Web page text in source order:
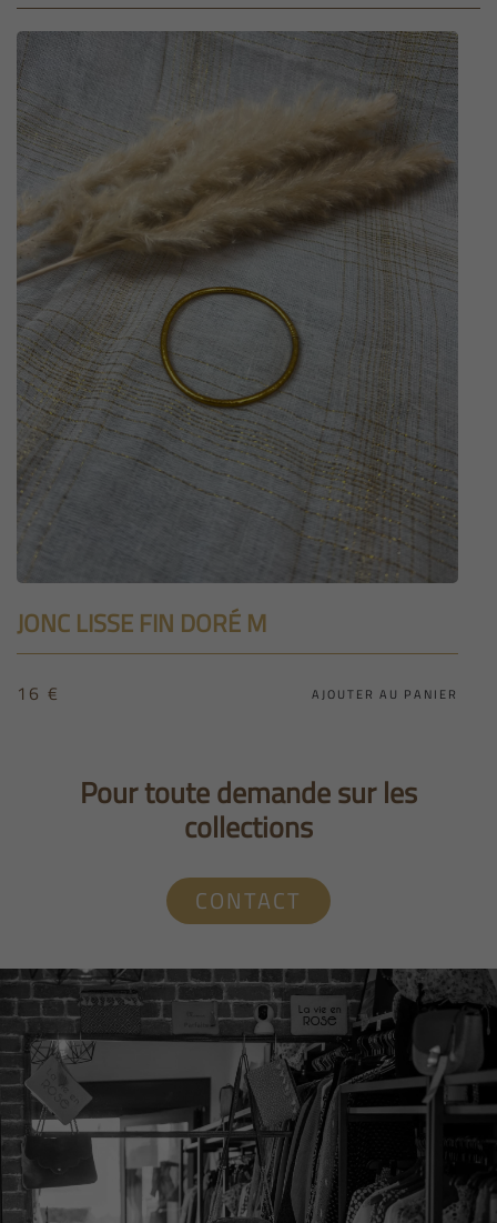
JONC LISSE FIN DORÉ M
16 € AJOUTER AU PANIER
Pour toute demande sur les
collections
CONTACT